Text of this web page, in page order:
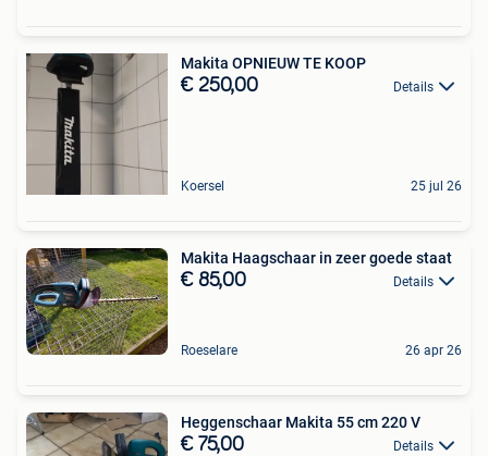
Makita OPNIEUW TE KOOP
€ 250,00 Details
Koersel 25 jul 26
Makita Haagschaar in zeer goede staat
€ 85,00 Details
Roeselare 26 apr 26
Heggenschaar Makita 55 cm 220 V
€ 75,00 Details